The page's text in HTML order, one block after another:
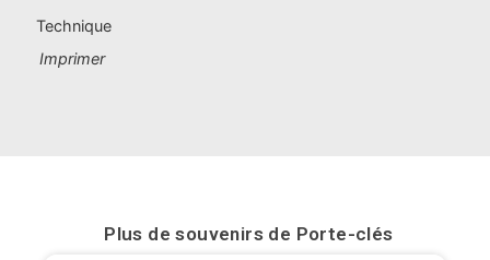
Ávila
Bilbao
Technique
Imprimer
Plus de souvenirs de Porte-clés